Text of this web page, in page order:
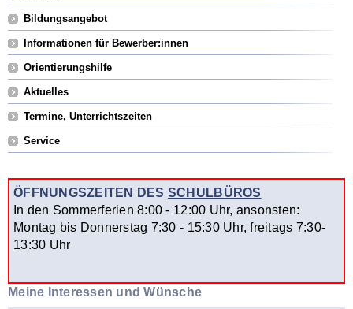
Bildungsangebot
Informationen für Bewerber:innen
Orientierungshilfe
Aktuelles
Termine, Unterrichtszeiten
Service
ÖFFNUNGSZEITEN DES SCHULBÜROS
In den Sommerferien 8:00 - 12:00 Uhr, ansonsten:
Montag bis Donnerstag 7:30 - 15:30 Uhr, freitags 7:30-
13:30 Uhr
Meine Interessen und Wünsche